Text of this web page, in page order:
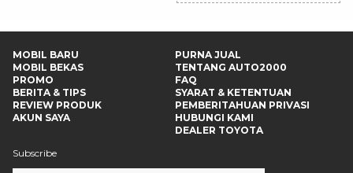
MOBIL BARU
MOBIL BEKAS
PROMO
BERITA & TIPS
REVIEW PRODUK
AKUN SAYA
PURNA JUAL
TENTANG AUTO2000
FAQ
SYARAT & KETENTUAN
PEMBERITAHUAN PRIVASI
HUBUNGI KAMI
DEALER TOYOTA
Subscribe